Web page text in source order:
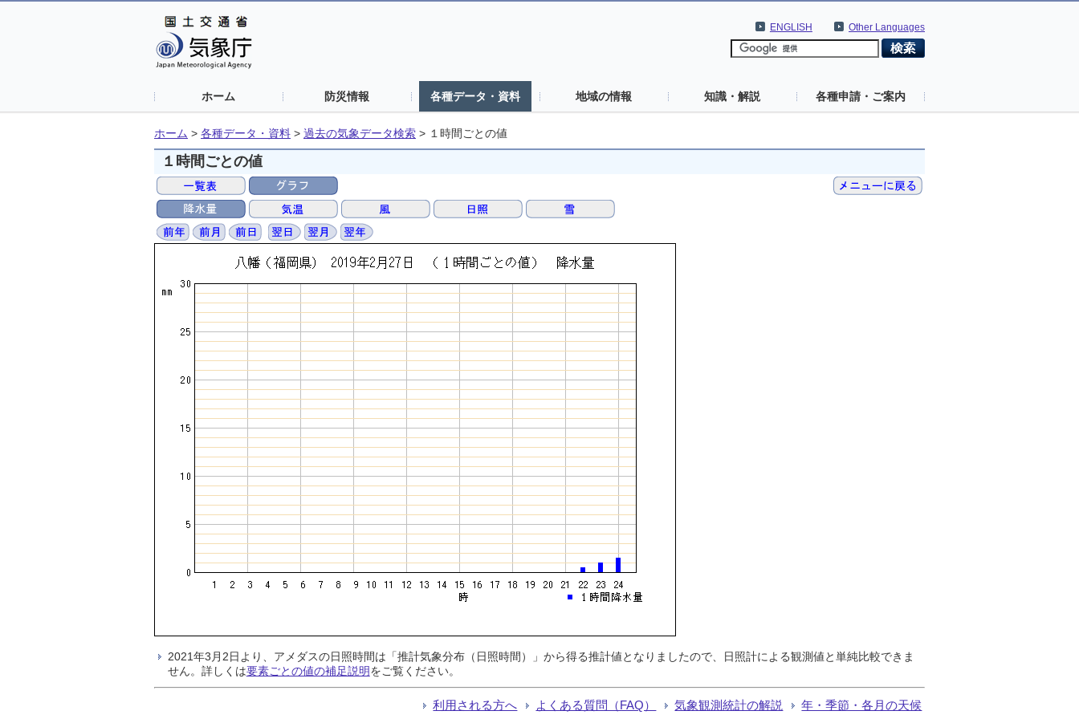
Other Languages
ENGLISH
ホーム 防災情報 各種データ・資料 地域の情報 知識・解説 各種申請・ご案内
ホーム > 各種データ・資料 > 過去の気象データ検索 > １時間ごとの値
１時間ごとの値
2021年3月2日より、アメダスの日照時間は「推計気象分布（日照時間）」から得る推計値となりましたので、日照計による観測値と単純比較できま
せん。詳しくは要素ごとの値の補足説明をご覧ください。
利用される方へ よくある質問（FAQ） 気象観測統計の解説 年・季節・各月の天候